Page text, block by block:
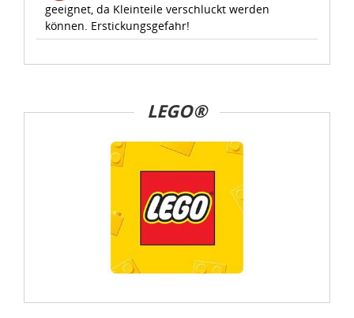
geeignet, da Kleinteile verschluckt werden
können. Erstickungsgefahr!
LEGO®